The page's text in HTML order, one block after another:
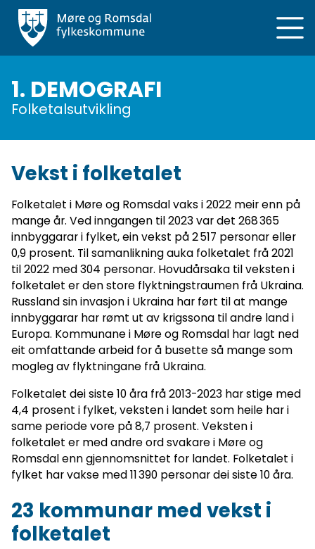
Hopp
hovedinnhold
1. DEMOGRAFI
Folketalsutvikling
Vekst i folketalet
Folketalet i Møre og Romsdal vaks i 2022 meir enn på
mange år. Ved inngangen til 2023 var det 268 365
innbyggarar i fylket, ein vekst på 2 517 personar eller
0,9 prosent. Til samanlikning auka folketalet frå 2021
til 2022 med 304 personar. Hovudårsaka til veksten i
folketalet er den store flyktningstraumen frå Ukraina.
Russland sin invasjon i Ukraina har ført til at mange
innbyggarar har rømt ut av krigssona til andre land i
Europa. Kommunane i Møre og Romsdal har lagt ned
eit omfattande arbeid for å busette så mange som
mogleg av flyktningane frå Ukraina.
Folketalet dei siste 10 åra frå 2013-2023 har stige med
4,4 prosent i fylket, veksten i landet som heile har i
same periode vore på 8,7 prosent. Veksten i
folketalet er med andre ord svakare i Møre og
Romsdal enn gjennomsnittet for landet. Folketalet i
fylket har vakse med 11 390 personar dei siste 10 åra.
23 kommunar med vekst i
folketalet